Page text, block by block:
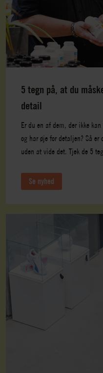
5 tegn på, at du
detail
Er du en af dem, der ikke
og har øje for detaljen? Så
uden at vide det. Tjek de 5
Se nyhed